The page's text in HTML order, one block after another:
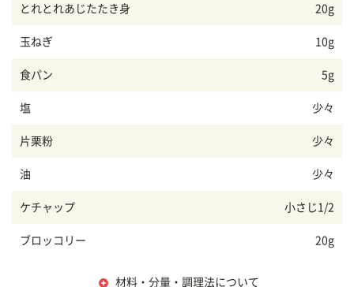
とれとれあじたたき身 20g
玉ねぎ 10g
食パン 5g
塩 少々
片栗粉 少々
油 少々
ケチャップ 小さじ1/2
ブロッコリー 20g
材料・分量・調理法について